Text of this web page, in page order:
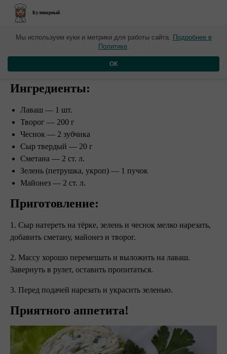
Кулинарный
​Закуска из лаваша с
творогом и чесноком
Ингредиенты:
Лаваш — 1 шт.
Творог — 200 г
Чеснок — 2 зубчика
Сыр твердый — 20 г
Сметана — 2 ст. л.
Зелень (петрушка, укроп) — 1 пучок
Майонез — 2 ст. л.
Приготовление:
1. Сыр натереть на тёрке, зелень и чеснок мелко нарезать,
добавить сметану, майонез и творог.
2. Массу хорошо перемешать и выложить на лаваш.
Завернуть в рулет, оставить пропитаться.
3. Перед подачей нарезать и украсить зеленью.
Приятного аппетита!
Мы используем куки и метрики для работы сайта. Подробнее в
Политике.
ОК